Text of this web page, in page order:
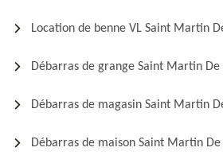
Location de benne VL Saint Martin
Débarras de grange Saint Martin De
Débarras de magasin Saint Martin
Débarras de maison Saint Martin